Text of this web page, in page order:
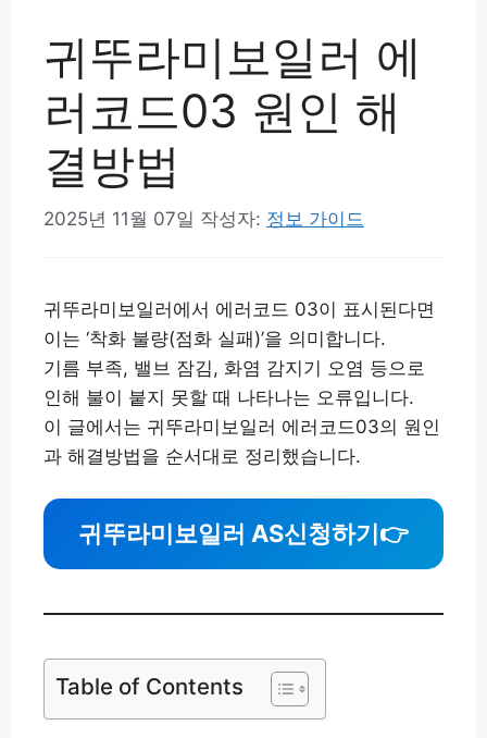
귀뚜라미보일러 에
러코드03 원인 해
결방법
2025년 11월 07일 작성자: 정보 가이드
귀뚜라미보일러에서 에러코드 03이 표시된다면
이는 ‘착화 불량(점화 실패)’을 의미합니다.
기름 부족, 밸브 잠김, 화염 감지기 오염 등으로
인해 불이 붙지 못할 때 나타나는 오류입니다.
이 글에서는 귀뚜라미보일러 에러코드03의 원인
과 해결방법을 순서대로 정리했습니다.
귀뚜라미보일러 AS신청하기👉
Table of Contents